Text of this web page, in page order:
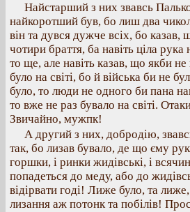
Найстарший з них звавсь
найкоротший був, бо лиш два
він та дувся дужче всіх, бо казав,
чотири браття, ба навіть ціла рука
то ще, але навіть казав, що якби не
було на світі, бо й війська би не
було, то люди не одного би пана
то вже не раз бувало на світі.
Звичайно, мужпк!
А другий з них, добродію,
так, бо лизав бувало, де що єму
горшки, і ринки жидівські, і
попадеться до меду, або до
відірвати годі! Лиже було, та
лизання аж потонк та побілів!